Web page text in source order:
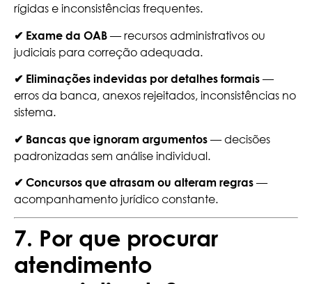
rígidas e inconsistências frequentes.
✔ Exame da OAB— recursos administrativos ou
judiciais para correção adequada.
✔ Eliminações indevidas por detalhes formais—
erros da banca, anexos rejeitados, inconsistências no
sistema.
✔ Bancas que ignoram argumentos— decisões
padronizadas sem análise individual.
✔ Concursos que atrasam ou alteram regras—
acompanhamento jurídico constante.
7. Por que procurar
atendimento